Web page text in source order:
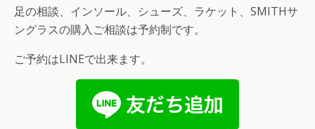
足の相談、インソール、シューズ、ラケット、SMITHサ
ングラスの購入ご相談は予約制です。
ご予約はLINEで出来ます。